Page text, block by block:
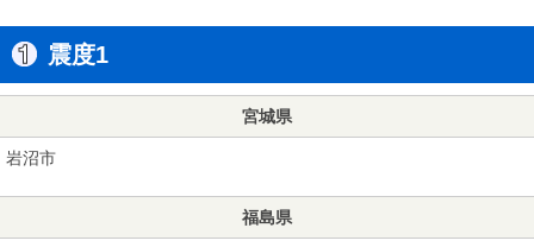
震度1
宮城県
岩沼市
福島県